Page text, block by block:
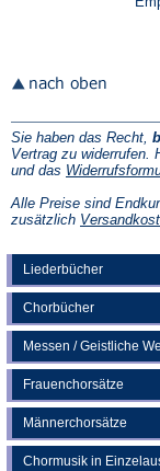
Liederbücher
Chorbücher
Messen / Geistliche
Frauenchorsätze
Männerchorsätze
Chormusik in
Sie haben das Recht,
Vertrag zu widerrufen.
und das
Alle Preise sind
zusätzlich